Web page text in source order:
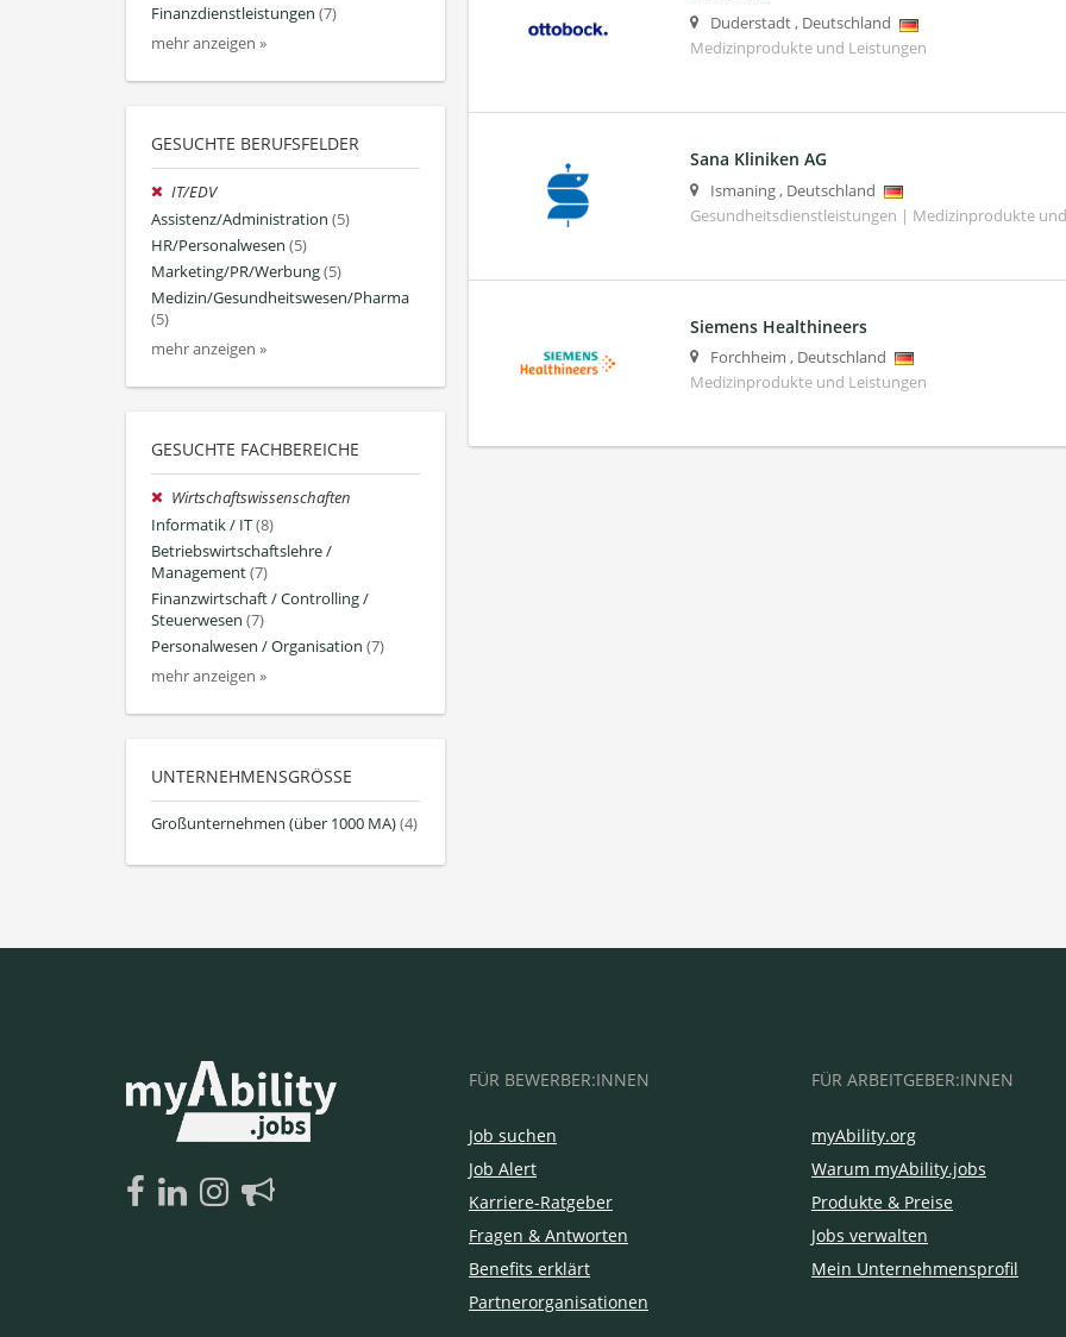
Finanzdienstleistungen (7)
mehr anzeigen »
GESUCHTE BERUFSFELDER
IT/EDV
Assistenz/Administration (5)
HR/Personalwesen (5)
Marketing/PR/Werbung(5)
Medizin/Gesundheitswesen/Pharma
(5)
mehr anzeigen »
GESUCHTE FACHBEREICHE
Wirtschaftswissenschaften
Informatik / IT(8)
Betriebswirtschaftslehre /
Management(7)
Finanzwirtschaft / Controlling /
Steuerwesen (7)
Personalwesen / Organisation (7)
mehr anzeigen »
UNTERNEHMENSGRÖSSE
Großunternehmen (über 1000 MA)(4)
Duderstadt, Deutschland
Medizinprodukte und Leistungen
Sana Kliniken AG
Ismaning, Deutschland
Gesundheitsdienstleistungen | Medizinprodukte
Siemens Healthineers
Forchheim , Deutschland
Medizinprodukte und Leistungen
FÜR BEWERBER:INNEN
Job suchen
Job Alert
Karriere-Ratgeber
Fragen & Antworten
Benefits erklärt
Partnerorganisationen
FÜR ARBEITGEBER:INNEN
myAbility.org
Warum myAbility.jobs
Produkte & Preise
Jobs verwalten
Mein Unternehmensprofil